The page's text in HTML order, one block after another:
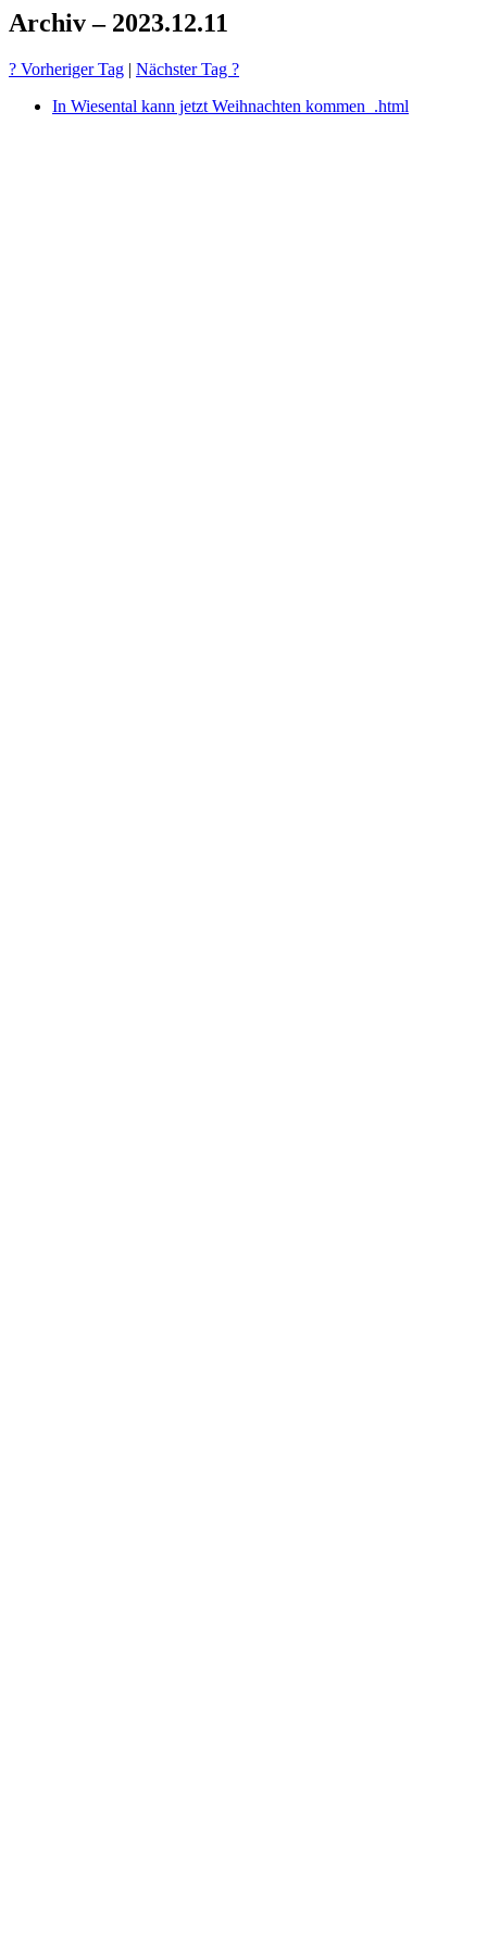
Archiv – 2023.12.11
? Vorheriger Tag | Nächster Tag ?
In Wiesental kann jetzt Weihnachten kommen_.html